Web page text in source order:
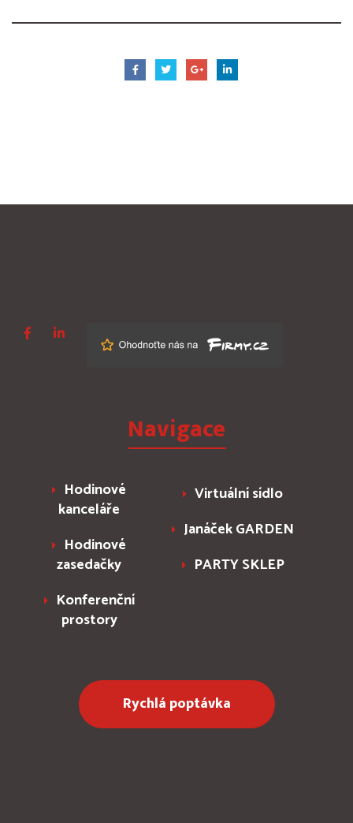
Navigace
Hodinové
kanceláře
Hodinové
zasedačky
Konferenční
prostory
Virtuální sídlo
Janáček GARDEN
PARTY SKLEP
Rychlá poptávka